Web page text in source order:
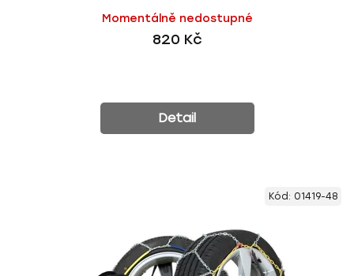
Momentálně nedostupné
820 Kč
Detail
Kód: 01419-48